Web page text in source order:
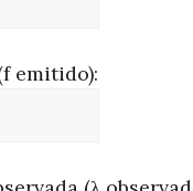
emitido):